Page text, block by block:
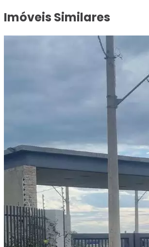
Imóveis Similares